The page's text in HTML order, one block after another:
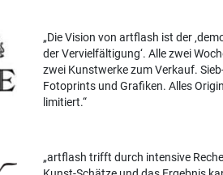
Die Vision von artflash ist der
der Vervielfältigung . Alle zwei
zwei Kunstwerke zum Verkauf.
Fotoprints und Grafiken. Alles
limitiert.
artflash trifft durch intensive